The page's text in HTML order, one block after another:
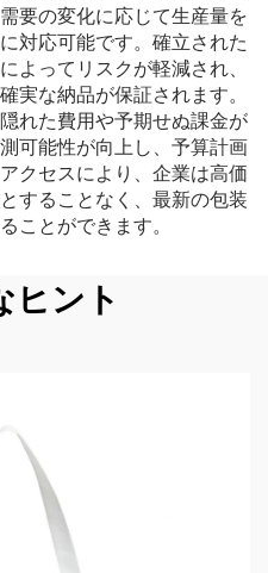
要の変化に応じて生産量を
対応可能です。確立された
よってリスクが軽減され、
実な納品が保証されます。
れた費用や予期せぬ課金が
可能性が向上し、予算計画
クセスにより、企業は高価
することなく、最新の包装
ことができます。
ヒント